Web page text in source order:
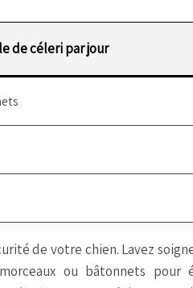
de céleri par jour
de votre chien. Lavez
ou bâtonnets pour